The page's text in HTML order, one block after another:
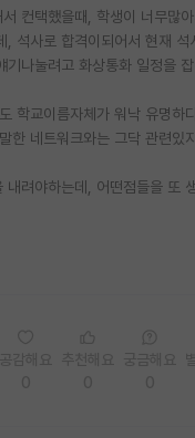
시판
컨택했을때, 학생이 너무많
, 석사로 합격이되어서 현재
기나눌려고 화상통화 일정을
학교이름자체가 워낙 유명하
한 네트워크와는 그닥 관련있
내려야하는데, 어떤점들을 또